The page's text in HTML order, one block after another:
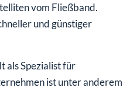
vom Fließband.
und günstiger
als Spezialist für
ist unter anderem